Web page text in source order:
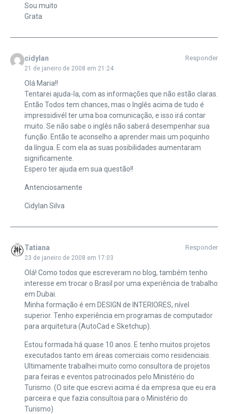
Sou muito
Grata
cidylan
21 de janeiro de 2008 em 21:24
Responder
Olá Maria!!
Tentarei ajuda-la, com as informações que não estão claras.
Então Todos tem chances, mas o Inglês acima de tudo é
impressidivél ter uma boa comunicação, e isso irá contar
muito. Se não sabe o inglês não saberá desempenhar sua
função. Então te aconselho a aprender mais um poquinho
da língua. E com ela as suas posibilidades aumentaram
significamente.
Espero ter ajuda em sua questão!!
Antenciosamente
Cidylan Silva
Tatiana
23 de janeiro de 2008 em 17:03
Responder
Olá! Como todos que escreveram no blog, também tenho
interesse em trocar o Brasil por uma experiência de trabalho
em Dubai.
Minha formação é em DESIGN de INTERIORES, nível
superior. Tenho experiência em programas de computador
para arquitetura (AutoCad e Sketchup).
Estou formada há quase 10 anos. E tenho muitos projetos
executados tanto em áreas comerciais como residenciais.
Ultimamente trabalhei muito como consultora de projetos
para feiras e eventos patrocinados pelo Ministério do
Turismo. (O site que escrevi acima é da empresa que eu era
parceira e que fazia consultoia para o Ministério do
Turismo)